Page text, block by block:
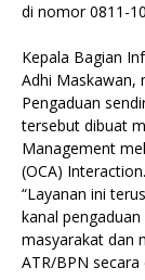
di nomor 0811-
Kepala Bagian
Adhi Maskawan,
Pengaduan
tersebut dibuat
Management
(OCA) Interaction.
“Layanan ini
kanal
masyarakat dan
ATR/BPN secara